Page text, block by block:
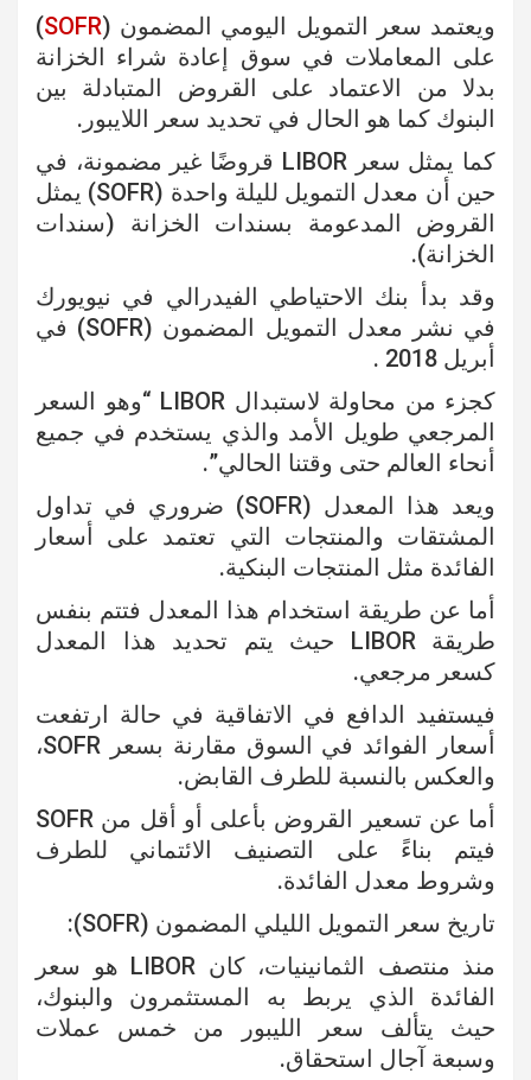
ويعتمد سعر التمويل اليومي المضمون (SOFR
)
على المعاملات في سوق إعادة شراء الخزانة
بدلا من الاعتماد على القروض المتبادلة بين
البنوك كما هو الحال في تحديد سعر اللايبور.
كما يمثل سعر LIBOR قروضًا غير مضمونة، في
حين أن معدل التمويل لليلة واحدة (SOFR) يمثل
القروض المدعومة بسندات الخزانة (سندات
الخزانة).
وقد بدأ بنك الاحتياطي الفيدرالي في نيويورك
في نشر معدل التمويل المضمون (SOFR) في
أبريل 2018 .
كجزء من محاولة لاستبدال LIBOR “وهو السعر
المرجعي طويل الأمد والذي يستخدم في جميع
أنحاء العالم حتى وقتنا الحالي”.
ويعد هذا المعدل (SOFR) ضروري في تداول
المشتقات والمنتجات التي تعتمد على أسعار
الفائدة مثل المنتجات البنكية.
أما عن طريقة استخدام هذا المعدل فتتم بنفس
طريقة LIBOR حيث يتم تحديد هذا المعدل
كسعر مرجعي.
فيستفيد الدافع في الاتفاقية في حالة ارتفعت
أسعار الفوائد في السوق مقارنة بسعر SOFR،
والعكس بالنسبة للطرف القابض.
أما عن تسعير القروض بأعلى أو أقل من SOFR
فيتم بناءً على التصنيف الائتماني للطرف
وشروط معدل الفائدة.
تاريخ سعر التمويل الليلي المضمون (SOFR):
منذ منتصف الثمانينيات، كان LIBOR هو سعر
الفائدة الذي يربط به المستثمرون والبنوك،
حيث يتألف سعر الليبور من خمس عملات
وسبعة آجال استحقاق.